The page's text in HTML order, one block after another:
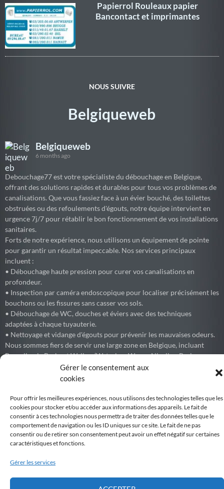
Gérer le consentement aux
cookies
Pour offrir les meilleures expériences, nous utilisons des technologies telles que les
cookies pour stocker et/ou accéder aux informations des appareils. Le fait de
consentir à ces technologies nous permettra de traiter des données telles que le
comportement de navigation ou les ID uniques sur ce site. Le fait de ne pas
consentir ou de retirer son consentement peut avoir un effet négatif sur certaines
caractéristiques et fonctions.
Gérer les services
Papierrol Rouleaux papier
Bancontact et imprimantes
NOUS SUIVRE
Belgiqueweb
Belgiqueweb
6 months ago
Debouchage77 est votre spécialiste du débouchage en Belgique,
offrant des solutions rapides et durables pour tous vos problèmes de
canalisations. Que vous fassiez face à un évier bouché, des toilettes
obstruées ou des refoulements d'égouts, notre équipe intervient en
urgence 7j/7 pour rétablir le bon fonctionnement de vos installations
sanitaires.
Forts de notre expérience, nous utilisons un équipement de pointe
pour garantir un résultat impeccable. Nos services principaux
incluent :
• Débouchage haute pression pour curer vos canalisations en
profondeur.
• Inspection par caméra endoscopique pour localiser précisément les
bouchons ou les fissures sans casser vos sols.
• Débouchage de WC, douches et éviers avec des techniques
adaptées à chaque tuyauterie.
• Nettoyage et vidange d'égouts pour prévenir les mauvaises odeurs.
Nous sommes fiers de servir une large zone en Belgique, incluant
Bruxelles, le Brabant Wallon (Waterloo, Wavre, Nivelles, Braine-
l'Alleud) et les environs.
Debouchage77
Débouchage express de canalisations et égouts partout en Belgique.
Voir sur Facebook
Belgiqueweb
6 months ago
Développement par WEBNC, We Boost your NetCom